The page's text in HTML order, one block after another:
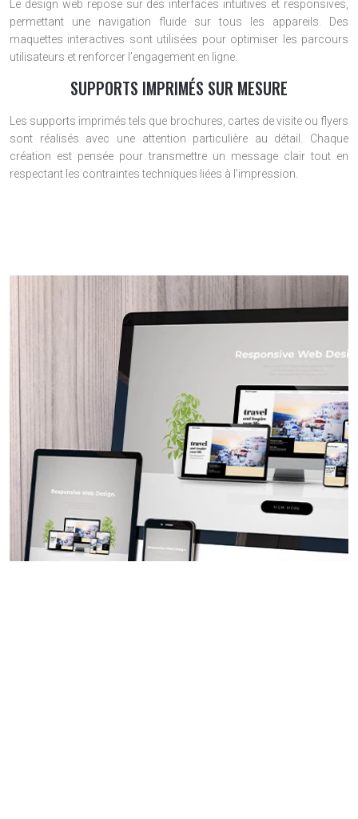
Le design web repose sur des interfaces intuitives et responsives,
permettant une navigation fluide sur tous les appareils. Des
maquettes interactives sont utilisées pour optimiser les parcours
utilisateurs et renforcer l’engagement en ligne.
SUPPORTS IMPRIMÉS SUR MESURE
Les supports imprimés tels que brochures, cartes de visite ou flyers
sont réalisés avec une attention particulière au détail. Chaque
création est pensée pour transmettre un message clair tout en
respectant les contraintes techniques liées à l’impression.